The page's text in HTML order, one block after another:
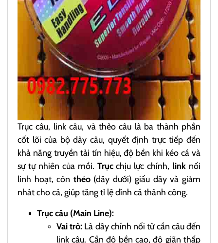
Trục câu, link câu, và thẻo câu là ba thành phần
cốt lõi của bộ dây câu, quyết định trực tiếp đến
khả năng truyền tải tín hiệu, độ bền khi kéo cá và
sự tự nhiên của mồi. Trụcchịu lực chính, link nối
linh hoạt, còn thẻo(dây dưới) giấu dây và giảm
nhát cho cá, giúp tăng tỉ lệ dính cá thành công.
Trục câu (Main Line):
Vai trò: Là dây chính nối từ cần câu đến
link câu. Cần độ bền cao, độ giãn thấp